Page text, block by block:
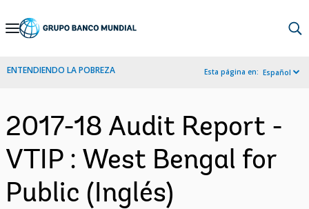
Skip
Navigation
ENTENDIENDO LA POBREZA Esta página en: Español
2017-18 Audit Report -
VTIP : West Bengal for
Public (Inglés)